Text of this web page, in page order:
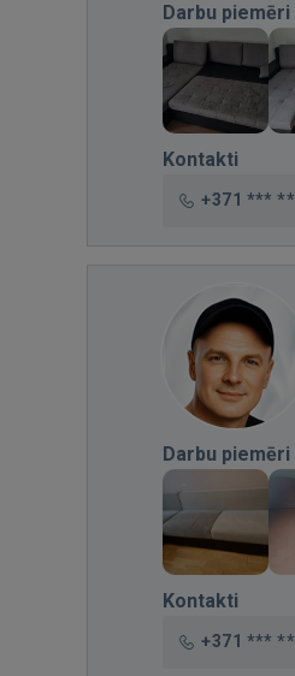
Darbu piemēri
Kontakti
+371 ***
Darbu piemēri
Kontakti
+371 ***